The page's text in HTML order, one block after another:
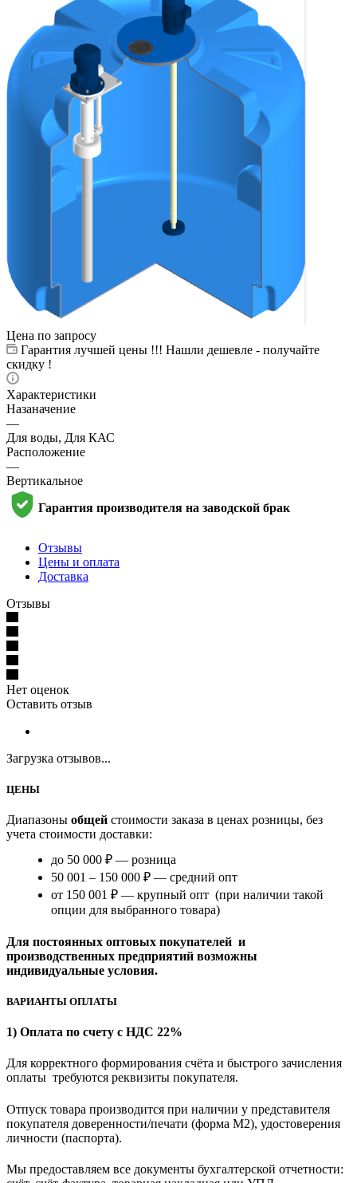
Цена по запросу
Гарантия лучшей цены !!! Нашли дешевле - получайте
скидку !
Характеристики
Назаначение
—
Для воды, Для КАС
Расположение
—
Вертикальное
Гарантия производителя на заводской брак
Отзывы
Цены и оплата
Доставка
Отзывы
Нет оценок
Оставить отзыв
Загрузка отзывов...
ЦЕНЫ
Диапазоны общей стоимости заказа в ценах розницы, без
учета стоимости доставки:
до 50 000 ₽ — розница
50 001 – 150 000 ₽ — средний опт
от 150 001 ₽ — крупный опт (при наличии такой
опции для выбранного товара)
Для постоянных оптовых покупателей и
производственных предприятий возможны
индивидуальные условия.
ВАРИАНТЫ ОПЛАТЫ
1) Оплата по счету с НДС 22%
Для корректного формирования счёта и быстрого зачисления
оплаты требуются реквизиты покупателя.
Отпуск товара производится при наличии у представителя
покупателя доверенности/печати (форма M2), удостоверения
личности (паспорта).
Мы предоставляем все документы бухгалтерской отчетности: